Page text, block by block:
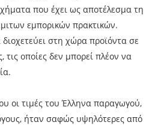
που έχει ως αποτέλεσμα τη
εμπορικών πρακτικών.
στη χώρα προϊόντα σε
τις οποίες δεν μπορεί πλέον να
οι τιμές του Έλληνα παραγωγού,
ήταν σαφώς υψηλότερες από